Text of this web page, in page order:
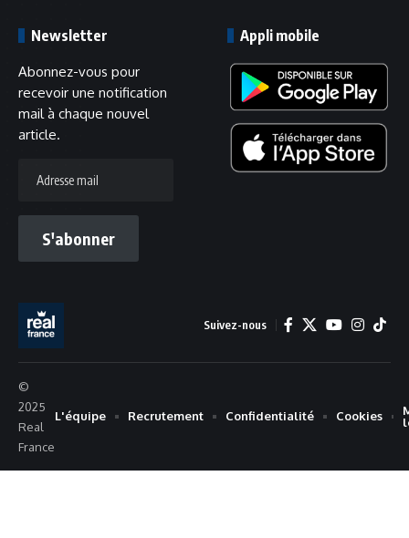
Newsletter
Abonnez-vous pour
recevoir une notification
mail à chaque nouvel
article.
mail
S'abonner
Appli mobile
Suivez-nous
©
2025
Real
France
L'équipe Recrutement Confidentialité Cookies